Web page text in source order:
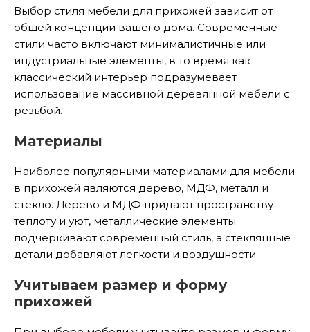
Выбор стиля мебели для прихожей зависит от
общей концепции вашего дома. Современные
стили часто включают минималистичные или
индустриальные элементы, в то время как
классический интерьер подразумевает
использование массивной деревянной мебели с
резьбой.
Материалы
Наиболее популярными материалами для мебели
в прихожей являются дерево, МДФ, металл и
стекло. Дерево и МДФ придают пространству
теплоту и уют, металлические элементы
подчеркивают современный стиль, а стеклянные
детали добавляют легкости и воздушности.
Учитываем размер и форму
прихожей